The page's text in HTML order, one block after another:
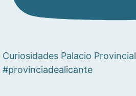
Curiosidades Palacio Provincial
#provinciadealicante